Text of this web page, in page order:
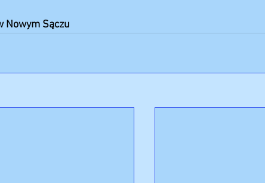
Nowym Sączu